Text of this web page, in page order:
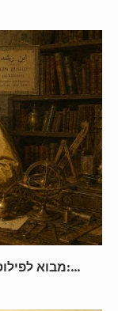
מבוא לפילוסופיה הכללית עם רוני אקריש פרק 11:...